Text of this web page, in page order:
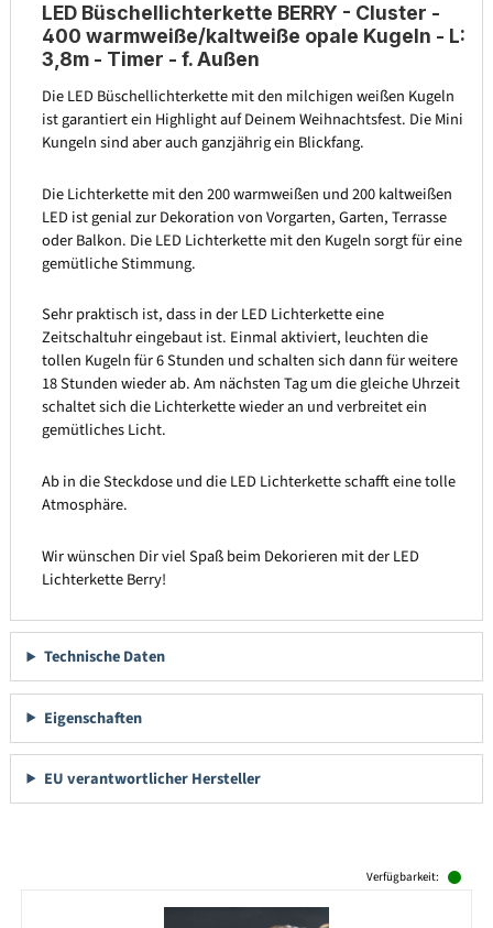
LED Büschellichterkette BERRY - Cluster -
400 warmweiße/kaltweiße opale Kugeln - L:
3,8m - Timer - f. Außen
Die LED Büschellichterkette mit den milchigen weißen Kugeln
ist garantiert ein Highlight auf Deinem Weihnachtsfest. Die Mini
Kungeln sind aber auch ganzjährig ein Blickfang.
Die Lichterkette mit den 200 warmweißen und 200 kaltweißen
LED ist genial zur Dekoration von Vorgarten, Garten, Terrasse
oder Balkon. Die LED Lichterkette mit den Kugeln sorgt für eine
gemütliche Stimmung.
Sehr praktisch ist, dass in der LED Lichterkette eine
Zeitschaltuhr eingebaut ist. Einmal aktiviert, leuchten die
tollen Kugeln für 6 Stunden und schalten sich dann für weitere
18 Stunden wieder ab. Am nächsten Tag um die gleiche Uhrzeit
schaltet sich die Lichterkette wieder an und verbreitet ein
gemütliches Licht.
Ab in die Steckdose und die LED Lichterkette schafft eine tolle
Atmosphäre.
Wir wünschen Dir viel Spaß beim Dekorieren mit der LED
Lichterkette Berry!
Technische Daten
Eigenschaften
EU verantwortlicher Hersteller
Verfügbarkeit: